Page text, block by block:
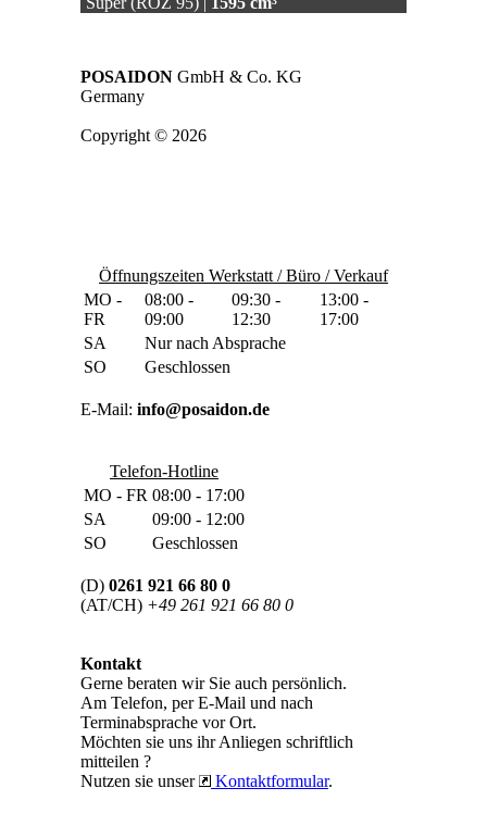
POSAIDON GmbH & Co. KG
Germany
Copyright © 2026
Öffnungszeiten Werkstatt / Büro / Verkauf
MO -
FR
08:00 -
09:00
09:30 -
12:30
13:00 -
17:00
SA
Nur nach Absprache
SO
Geschlossen
E-Mail: info@posaidon.de
Telefon-Hotline
MO - FR 08:00 - 17:00
SA
09:00 - 12:00
SO
Geschlossen
(D) 0261 921 66 80 0
(AT/CH) +49 261 921 66 80 0
Kontakt
Gerne beraten wir Sie auch persönlich.
Am Telefon, per E-Mail und nach
Terminabsprache vor Ort.
Möchten sie uns ihr Anliegen schriftlich
mitteilen ?
Nutzen sie unser
Kontaktformular.